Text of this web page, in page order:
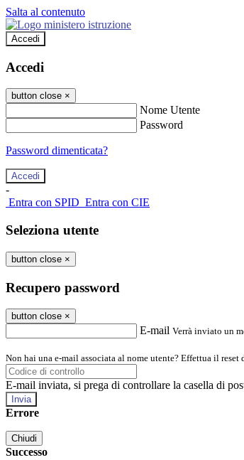
Salta al contenuto
Accedi
Accedi
button close ×
Nome Utente
Password
Password dimenticata?
-
Entra con SPID Entra con CIE
Seleziona utente
button close ×
Recupero password
button close ×
E-mail Verrà inviato un
Non hai una e-mail associata al nome utente? Effettua il reset
E-mail inviata, si prega di controllare la casella di
Errore
Chiudi
Successo